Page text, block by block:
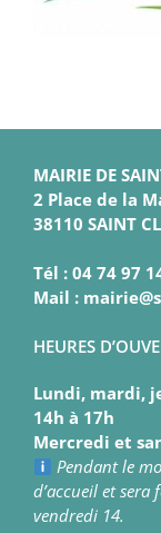
MAIRIE DE
2 Place de la
38110 SAINT
Tél : 04 74 97
Mail :
HEURES
Lundi, mardi,
14h à 17h
Mercredi et
Pendant le
d’accueil et sera
vendredi 14.